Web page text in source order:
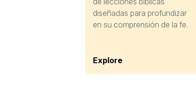
diseñadas para profundizar
en su comprensión de la fe.
Explore